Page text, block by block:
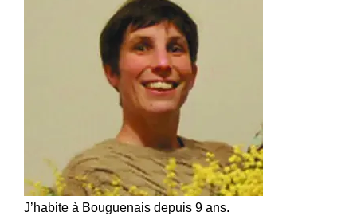
J’habite à Bouguenais depuis 9 ans.